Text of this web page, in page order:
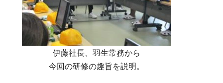
伊藤社長、羽生常務から
今回の研修の趣旨を説明。